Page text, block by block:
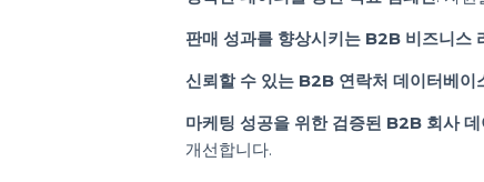
판매 성과를 향상시키는 B2B 비즈